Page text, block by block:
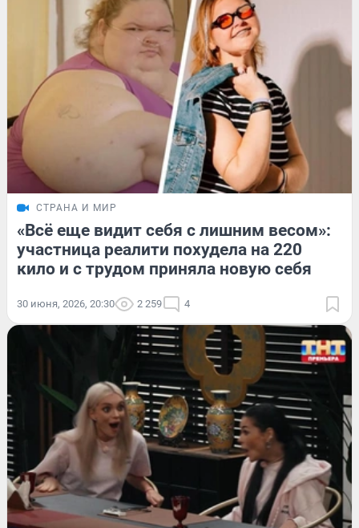
СТРАНА И МИР
«Всё еще видит себя с лишним весом»:
участница реалити похудела на 220
кило и с трудом приняла новую себя
30 июня, 2026, 20:30 2 259 4